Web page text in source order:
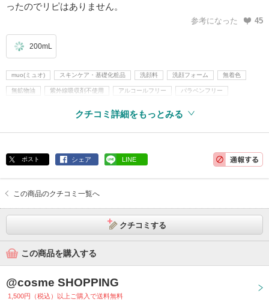
ったのでリピはありません。
参考になった 45
200mL
muo(ミュオ) スキンケア・基礎化粧品 洗顔料 洗顔フォーム 無着色
無鉱物油 紫外線吸収剤不使用 アルコールフリー パラベンフリー
クチコミ詳細をもっとみる
ポスト シェア LINE
この商品のクチコミ一覧へ
クチコミする
この商品を購入する
@cosme SHOPPING
1,500円（税込）以上ご購入で送料無料